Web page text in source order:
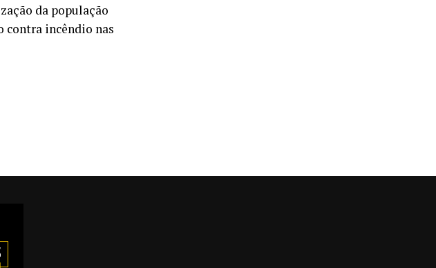
da população
contra incêndio nas